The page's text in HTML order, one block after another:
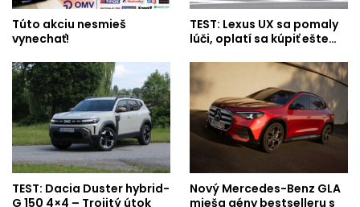
Túto akciu nesmieš
vynechať!
TEST: Lexus UX sa pomaly
lúči, oplatí sa kúpiť ešte…
TEST: Dacia Duster hybrid-
G 150 4×4 – Trojitý útok
Nový Mercedes-Benz GLA
mieša gény bestselleru s